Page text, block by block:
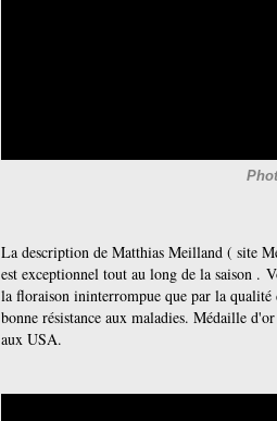
La description de Matthias Meilland ( site
est exceptionnel tout au long de la saison .
la floraison ininterrompue que par la
bonne résistance aux maladies. Médaille
aux USA.